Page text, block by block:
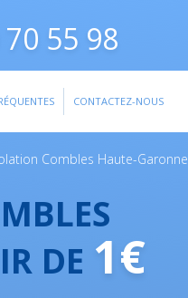
55 98
CONTACTEZ-NOUS
Combles Haute-Garonne
DE 1€